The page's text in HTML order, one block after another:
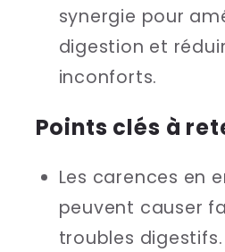
synergie pour
digestion et
inconforts.
Points clés à
Les carences en
peuvent causer
troubles digestifs.